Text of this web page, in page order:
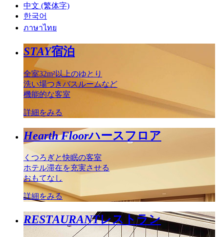
中文 (繁体字)
한국어
ภาษาไทย
STAY宿泊
全室32m²以上のゆとり
洗い場つきバスルームなど
機能的な客室
詳細をみる
Hearth Floorハースフロア
くつろぎと快眠の客室
ホテル滞在を充実させる
おもてなし
詳細をみる
RESTAURANTレストラン